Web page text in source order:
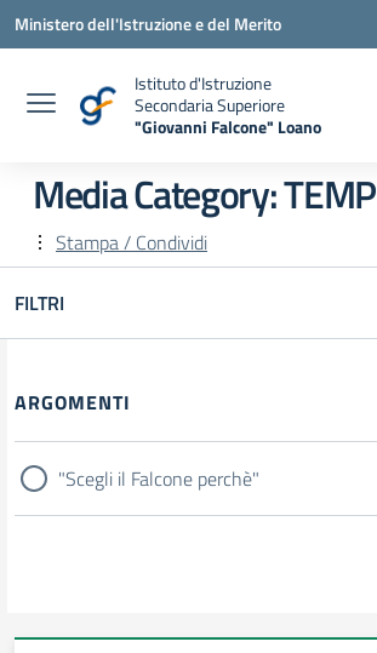
Vai ai contenuti
Vai al menu di navigazione
Vai al footer
Ministero dell'Istruzione e del Merito
Istituto d'Istruzione
Secondaria Superiore
"Giovanni Falcone" Loano
Media Category:TEMP
Stampa / Condividi
FILTRI
Filtri
ARGOMENTI
"Scegli il Falcone perchè"